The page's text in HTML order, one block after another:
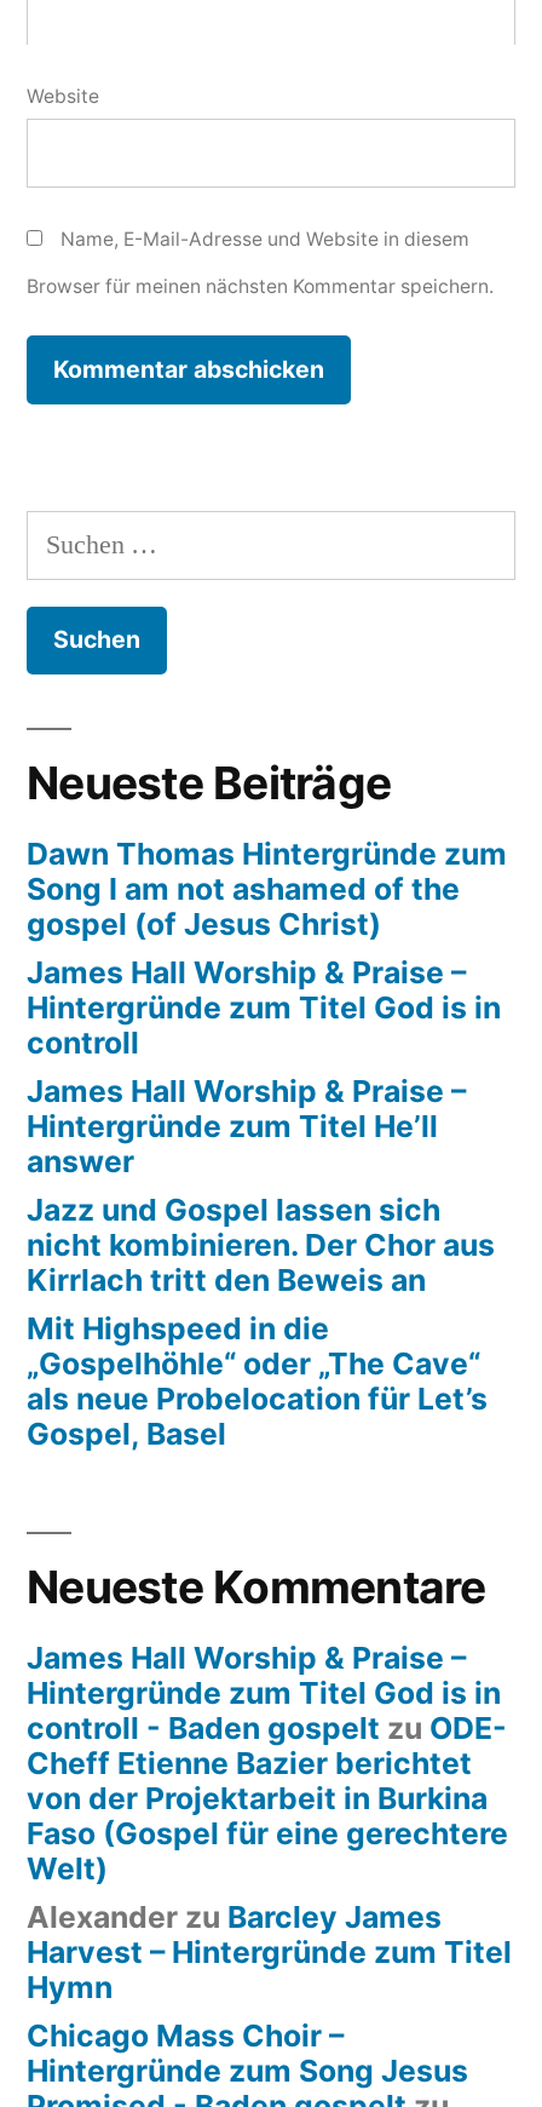
Website
Name, E-Mail-Adresse und Website in diesem
Browser für meinen nächsten Kommentar speichern.
Suchen
nach:
Neueste Beiträge
Dawn Thomas Hintergründe zum
Song I am not ashamed of the
gospel (of Jesus Christ)
James Hall Worship & Praise –
Hintergründe zum Titel God is in
controll
James Hall Worship & Praise –
Hintergründe zum Titel He’ll
answer
Jazz und Gospel lassen sich
nicht kombinieren. Der Chor aus
Kirrlach tritt den Beweis an
Mit Highspeed in die
„Gospelhöhle“ oder „The Cave“
als neue Probelocation für Let’s
Gospel, Basel
Neueste Kommentare
James Hall Worship & Praise –
Hintergründe zum Titel God is in
controll - Baden gospelt zu ODE-
Cheff Etienne Bazier berichtet
von der Projektarbeit in Burkina
Faso (Gospel für eine gerechtere
Welt)
Alexander zu Barcley James
Harvest – Hintergründe zum Titel
Hymn
Chicago Mass Choir –
Hintergründe zum Song Jesus